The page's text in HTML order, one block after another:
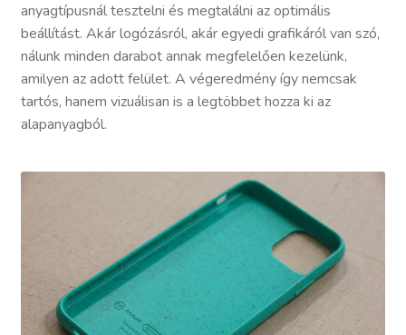
anyagtípusnál tesztelni és megtalálni az optimális
beállítást. Akár logózásról, akár egyedi grafikáról van szó,
nálunk minden darabot annak megfelelően kezelünk,
amilyen az adott felület. A végeredmény így nemcsak
tartós, hanem vizuálisan is a legtöbbet hozza ki az
alapanyagból.